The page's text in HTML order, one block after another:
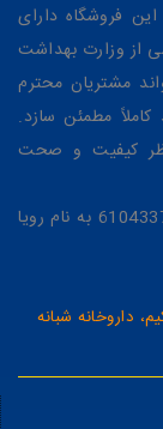
فروشگاه دارای
از وزارت بهداشت
مشتریان محترم
مطمئن سازد.
نظر کیفیت و صحت
شماره کارت جهت خرید محصولات : 6104337531945416 به نام رویا
داروخانه شبانه